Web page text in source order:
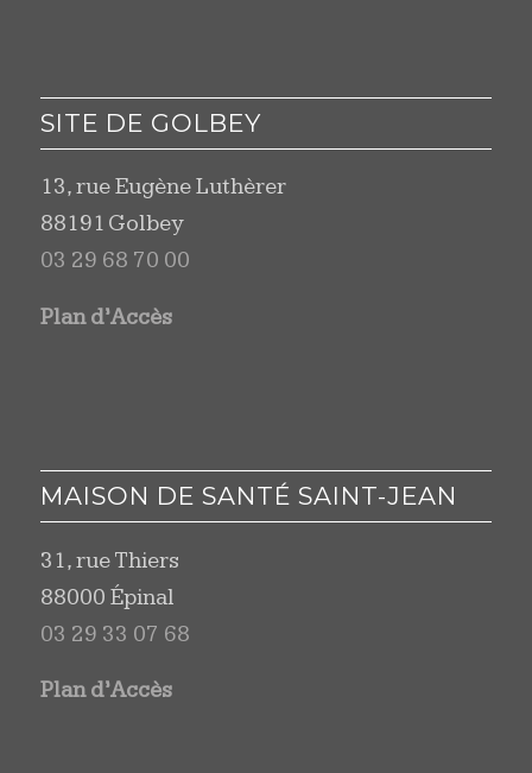
SITE DE GOLBEY
13, rue Eugène Luthèrer
88191 Golbey
03 29 68 70 00
Plan d’Accès
MAISON DE SANTÉ SAINT-JEAN
31, rue Thiers
88000 Épinal
03 29 33 07 68
Plan d’Accès